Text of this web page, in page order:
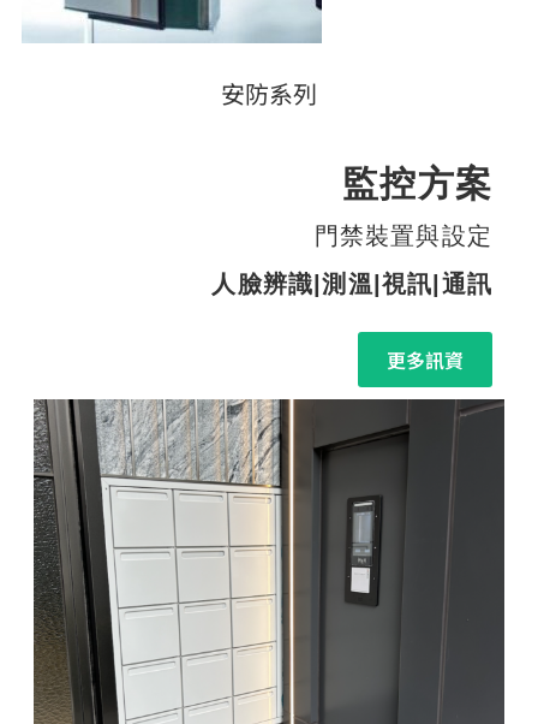
安防系列
監控方案
門禁裝置與設定
人臉辨識|測溫|視訊|通訊
更多訊資